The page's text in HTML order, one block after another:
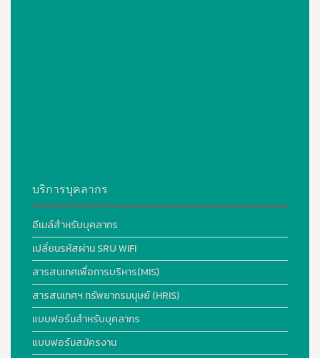
บริการบุคลากร
อีเมล์สำหรับบุคลากร
เปลี่ยนรหัสผ่าน SRU WIFI
สารสนเทศเพื่อการบริหาร(MIS)
สารสนเทศฯ ทรัพยากรมนุษย์ (HRIS)
แบบฟอร์มสำหรับบุคลากร
แบบฟอร์มสมัครงาน